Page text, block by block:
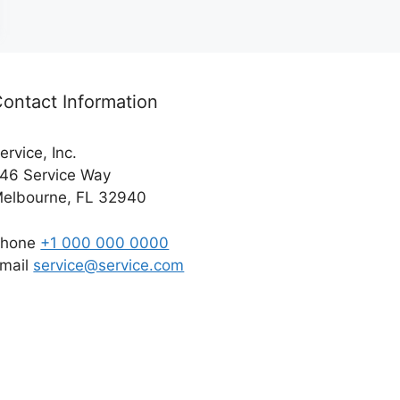
Information
Inc.
Service Way
FL 32940
+1 000 000 0000
service@service.com